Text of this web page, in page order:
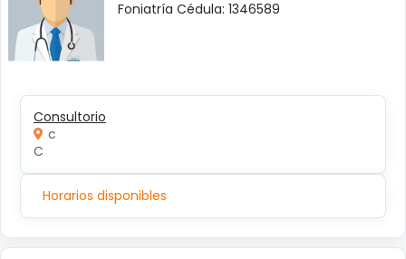
Foniatría Cédula: 1346589
Consultorio
c
C
Horarios disponibles